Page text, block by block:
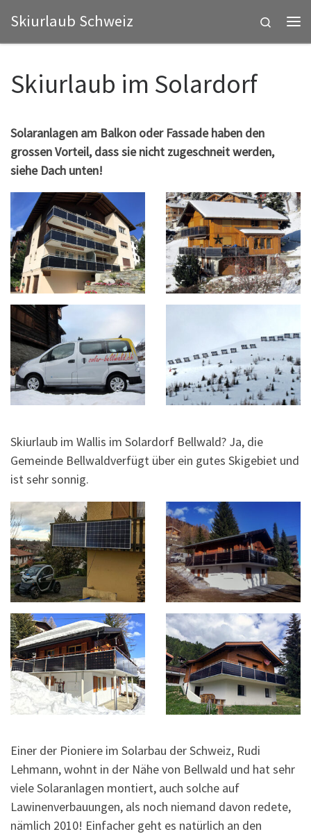
Zum Inhalt springen
Skiurlaub Schweiz
Search
Skiurlaub im Solardorf
Solaranlagen am Balkon oder Fassade haben den
grossen Vorteil, dass sie nicht zugeschneit werden,
siehe Dach unten!
Skiurlaub im Wallis im Solardorf Bellwald? Ja, die
Gemeinde Bellwaldverfügt über ein gutes Skigebiet und
ist sehr sonnig.
Einer der Pioniere im Solarbau der Schweiz, Rudi
Lehmann, wohnt in der Nähe von Bellwald und hat sehr
viele Solaranlagen montiert, auch solche auf
Lawinenverbauungen, als noch niemand davon redete,
nämlich 2010! Einfacher geht es natürlich an den